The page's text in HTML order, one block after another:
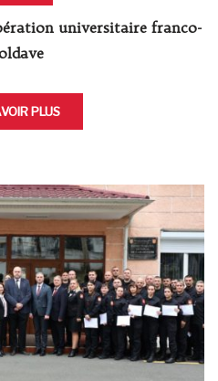
universitaire franco-
PLUS